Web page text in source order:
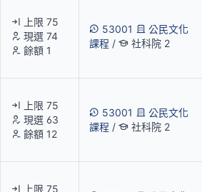
上限 75
現選 74
餘額 1
53001
公民文化
課程 / 社科院 2
上限 75
現選 63
餘額 12
53001
公民文化
課程 / 社科院 2
上限 75